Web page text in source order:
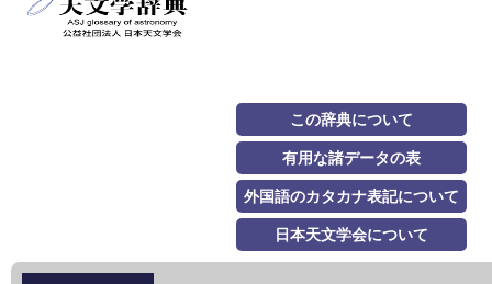
この辞典について
有用な諸データの表
外国語のカタカナ表記について
日本天文学会について